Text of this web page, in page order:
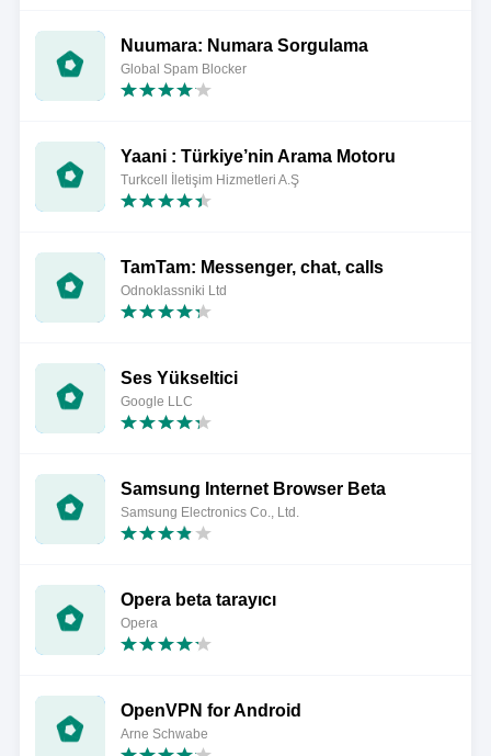
Nuumara: Numara Sorgulama
Global Spam Blocker
Yaani : Türkiye’nin Arama Motoru
Turkcell İletişim Hizmetleri A.Ş
TamTam: Messenger, chat, calls
Odnoklassniki Ltd
Ses Yükseltici
Google LLC
Samsung Internet Browser Beta
Samsung Electronics Co., Ltd.
Opera beta tarayıcı
Opera
OpenVPN for Android
Arne Schwabe